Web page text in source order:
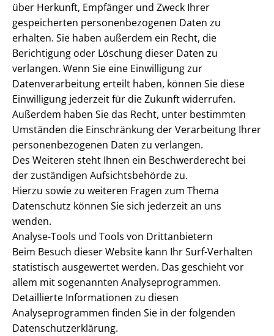
über Herkunft, Empfänger und Zweck Ihrer
gespeicherten personenbezogenen Daten zu
erhalten. Sie haben außerdem ein Recht, die
Berichtigung oder Löschung dieser Daten zu
verlangen. Wenn Sie eine Einwilligung zur
Datenverarbeitung erteilt haben, können Sie diese
Einwilligung jederzeit für die Zukunft widerrufen.
Außerdem haben Sie das Recht, unter bestimmten
Umständen die Einschränkung der Verarbeitung Ihrer
personenbezogenen Daten zu verlangen.
Des Weiteren steht Ihnen ein Beschwerderecht bei
der zuständigen Aufsichtsbehörde zu.
Hierzu sowie zu weiteren Fragen zum Thema
Datenschutz können Sie sich jederzeit an uns
wenden.
Analyse-Tools und Tools von Drittanbietern
Beim Besuch dieser Website kann Ihr Surf-Verhalten
statistisch ausgewertet werden. Das geschieht vor
allem mit sogenannten Analyseprogrammen.
Detaillierte Informationen zu diesen
Analyseprogrammen finden Sie in der folgenden
Datenschutzerklärung.